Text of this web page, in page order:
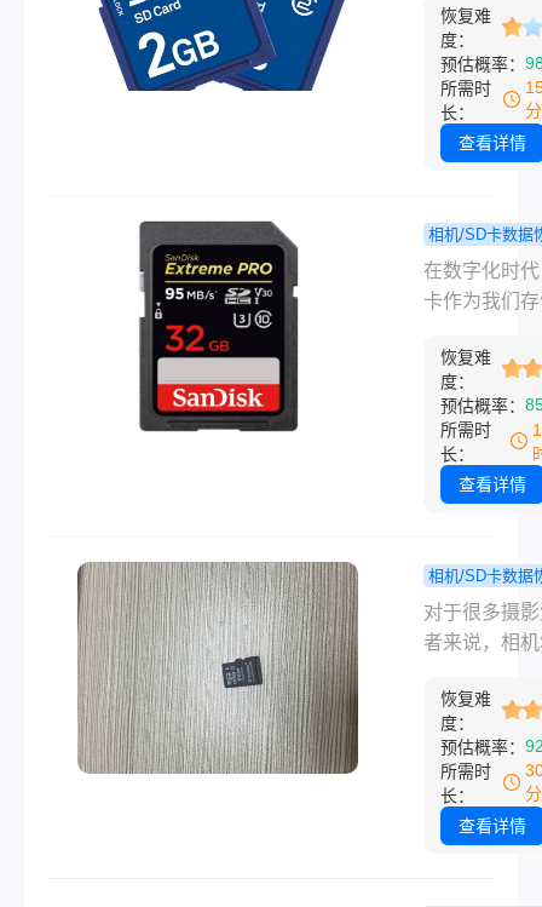
失，这会给
来很大的困
文将为您详
sd卡文件丢
找回方法，
找回珍贵的
啦!
常常用于相
机等设备中
片、视频等
然而，如果
删除了SD卡
几种方法帮
复SD卡中被
照片。
恢复难
度：
预估概率：
所需时
长：
查看详情
相机/SD卡数据
程 如何恢
照片？教你
在数字化时
卡作为我们
常承载着珍
忆。然而，
于操作失误
原因，我们
不小心删除
呢？，本文
介绍四个实
法，帮助您
恢复难
度：
预估概率：
所需时
长：
查看详情
相机/SD卡数据
程 相机sd
式化怎么恢
帮你找回宝
件！
对于很多摄
者来说，相
的照片。然
时候因为误
者相机的故
卡可能会被
化，里面的
恢复难
度：
预估概率：
所需时
长：
查看详情